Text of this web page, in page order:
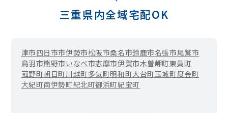
三重県内全域宅配OK
津市四日市市伊勢市松阪市桑名市鈴鹿市名張市尾鷲市
鳥羽市熊野市 いなべ市志摩市伊賀市木曽岬町東員町
菰野町朝日町川越町多気町明和町大台町玉城町度会町
大紀町南伊勢町紀北町御浜町紀宝町